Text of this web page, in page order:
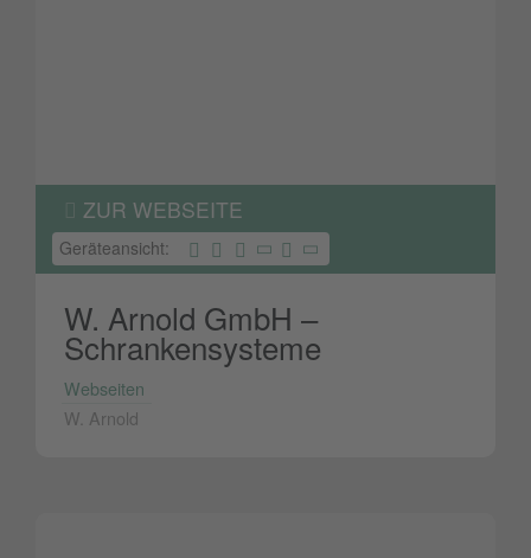
ZUR WEBSEITE
Geräteansicht:
W. Arnold GmbH –
Schrankensysteme
Webseiten
W. Arnold